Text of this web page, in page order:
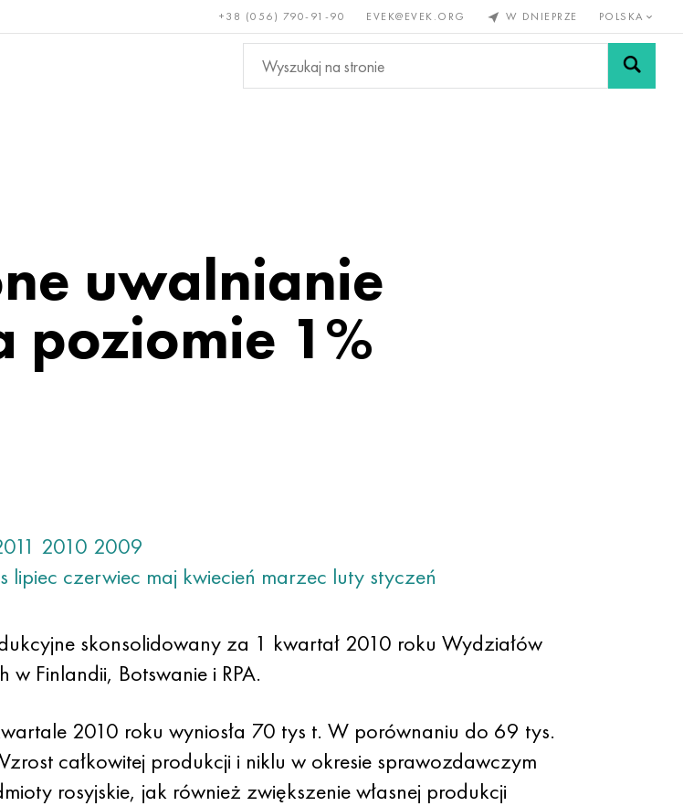
+38 (056) 790-91-90 EVEK@EVEK.ORG W DNIEPRZE POLSKA
Brąz, miedź, Metale
nieżelazne
Stali Siatki i
uwalnianie
poziomie 1%
2010 2009
lipiec czerwiec maj kwiecień marzec luty styczeń
skonsolidowany za 1 kwartał 2010 roku Wydziałów
Finlandii, Botswanie i RPA.
2010 roku wyniosła 70 tys t. W porównaniu do 69 tys.
całkowitej produkcji i niklu w okresie sprawozdawczym
rosyjskie, jak również zwiększenie własnej produkcji